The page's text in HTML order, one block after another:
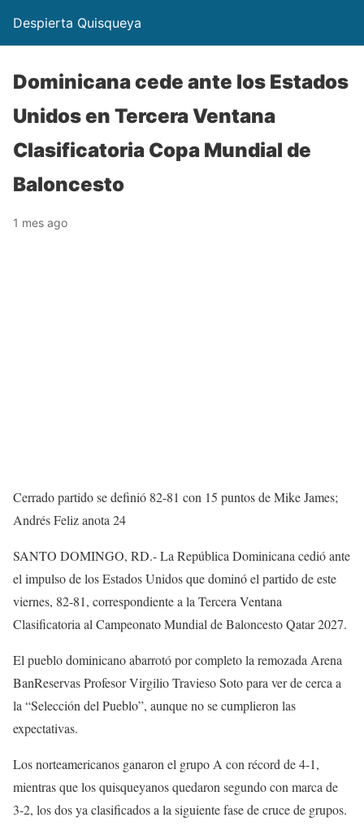
Despierta Quisqueya
Dominicana cede ante los Estados
Unidos en Tercera Ventana
Clasificatoria Copa Mundial de
Baloncesto
1 mes ago
Cerrado partido se definió 82-81 con 15 puntos de Mike James;
Andrés Feliz anota 24
SANTO DOMINGO, RD.- La República Dominicana cedió ante
el impulso de los Estados Unidos que dominó el partido de este
viernes, 82-81, correspondiente a la Tercera Ventana
Clasificatoria al Campeonato Mundial de Baloncesto Qatar 2027.
El pueblo dominicano abarrotó por completo la remozada Arena
BanReservas Profesor Virgilio Travieso Soto para ver de cerca a
la “Selección del Pueblo”, aunque no se cumplieron las
expectativas.
Los norteamericanos ganaron el grupo A con récord de 4-1,
mientras que los quisqueyanos quedaron segundo con marca de
3-2, los dos ya clasificados a la siguiente fase de cruce de grupos.